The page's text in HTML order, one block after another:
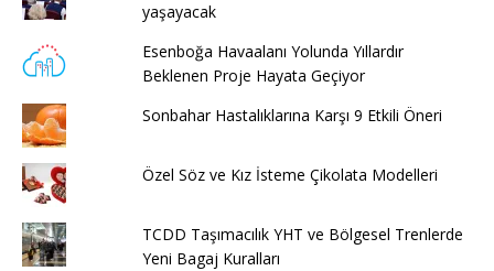
yaşayacak
Esenboğa Havaalanı Yolunda Yıllardır
Beklenen Proje Hayata Geçiyor
Sonbahar Hastalıklarına Karşı 9 Etkili Öneri
Özel Söz ve Kız İsteme Çikolata Modelleri
TCDD Taşımacılık YHT ve Bölgesel Trenlerde
Yeni Bagaj Kuralları